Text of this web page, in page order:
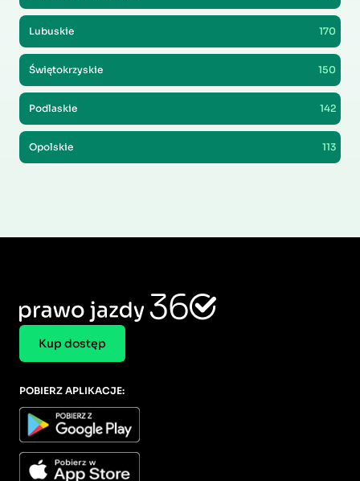
Lubuskie 170
Świętokrzyskie 150
Podlaskie 142
Opolskie 113
Kup dostęp
POBIERZ APLIKACJE: